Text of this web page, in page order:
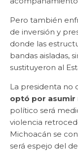
Pero también
de inversión y
donde las
bandas aisladas,
sustituyeron al
La presidenta no
optó por asumir
político será
violencia
Michoacán se
será espejo del